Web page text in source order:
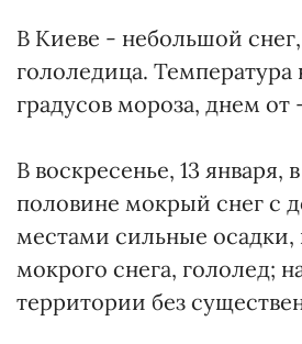
В Киеве - небольшой
гололедица. Температура
градусов мороза, днем от
В воскресенье, 13 января,
половине мокрый снег с
местами сильные осадки,
мокрого снега, гололед;
территории без